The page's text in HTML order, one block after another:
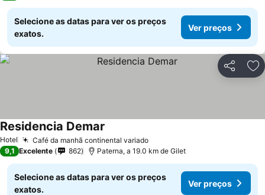
Selecione as datas para ver os preços
exatos.
Ver preços
Partilhar
Hotel Café da manhã continental variado
Residencia Demar
9,1 Excelente 862 Paterna, a 19.0 km de Gilet
Selecione as datas para ver os preços
exatos.
Ver preços